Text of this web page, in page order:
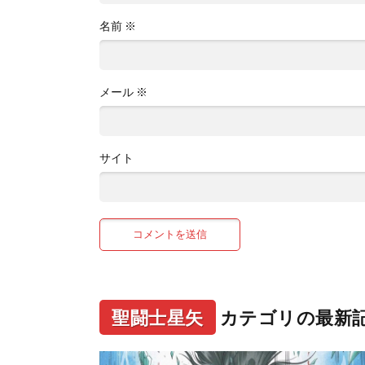
名前 ※
メール ※
サイト
聖闘士星矢 カテゴリの最新